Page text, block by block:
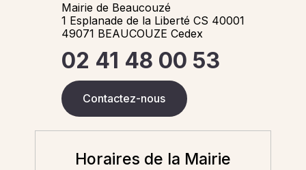
Mairie de Beaucouzé
1 Esplanade de la Liberté CS 40001
49071 BEAUCOUZE Cedex
02 41 48 00 53
Contactez-nous
Horaires de la Mairie